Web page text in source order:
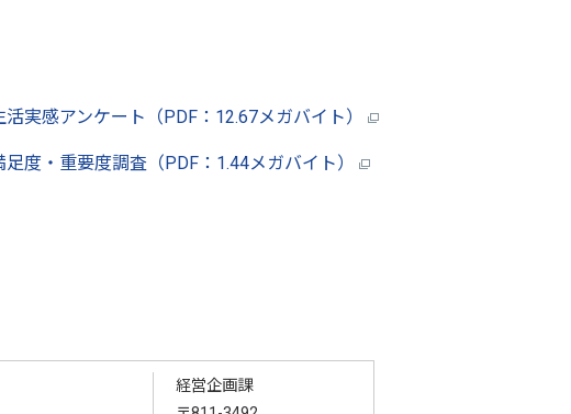
実感アンケート（PDF：12.67メガバイト）
度・重要度調査（PDF：1.44メガバイト）
経営企画課